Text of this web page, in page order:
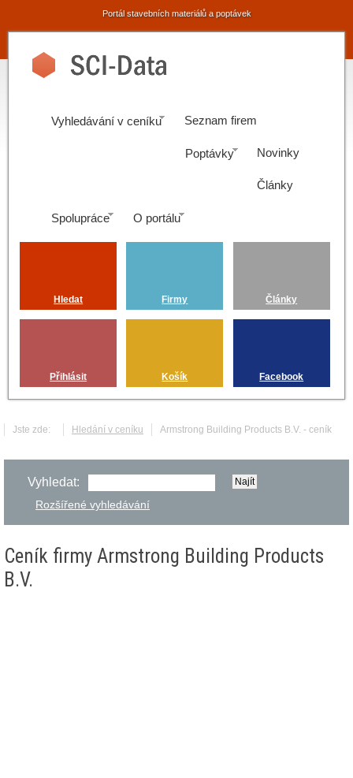
Portál stavebních materiálů a poptávek
Vyhledávání v ceníku Seznam firem
Poptávky Novinky
Články
Spolupráce O portálu
Hledat Firmy Články
Přihlásit Košík Facebook
Jste zde: Hledání v ceníku Armstrong Building Products B.V. - ceník
Vyhledat:
Rozšířené vyhledávání
Ceník firmy Armstrong Building Products
B.V.